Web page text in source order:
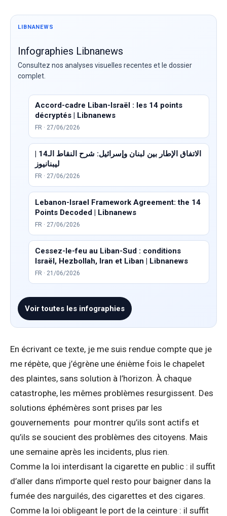
LIBNANEWS
Infographies Libnanews
Consultez nos analyses visuelles recentes et le dossier
complet.
Accord-cadre Liban-Israël : les 14 points
décryptés | Libnanews
FR · 27/06/2026
الاتفاق الإطار بين لبنان وإسرائيل: شرح النقاط الـ14 |
ليبنانيوز
FR · 27/06/2026
Lebanon-Israel Framework Agreement: the 14
Points Decoded | Libnanews
FR · 27/06/2026
Cessez-le-feu au Liban-Sud : conditions
Israël, Hezbollah, Iran et Liban | Libnanews
FR · 21/06/2026
Voir toutes les infographies
En écrivant ce texte, je me suis rendue compte que je
me répète, que j’égrène une énième fois le chapelet
des plaintes, sans solution à l’horizon. À chaque
catastrophe, les mêmes problèmes resurgissent. Des
solutions éphémères sont prises par les
gouvernements pour montrer qu’ils sont actifs et
qu’ils se soucient des problèmes des citoyens. Mais
une semaine après les incidents, plus rien.
Comme la loi interdisant la cigarette en public : il suffit
d’aller dans n’importe quel resto pour baigner dans la
fumée des narguilés, des cigarettes et des cigares.
Comme la loi obligeant le port de la ceinture : il suffit